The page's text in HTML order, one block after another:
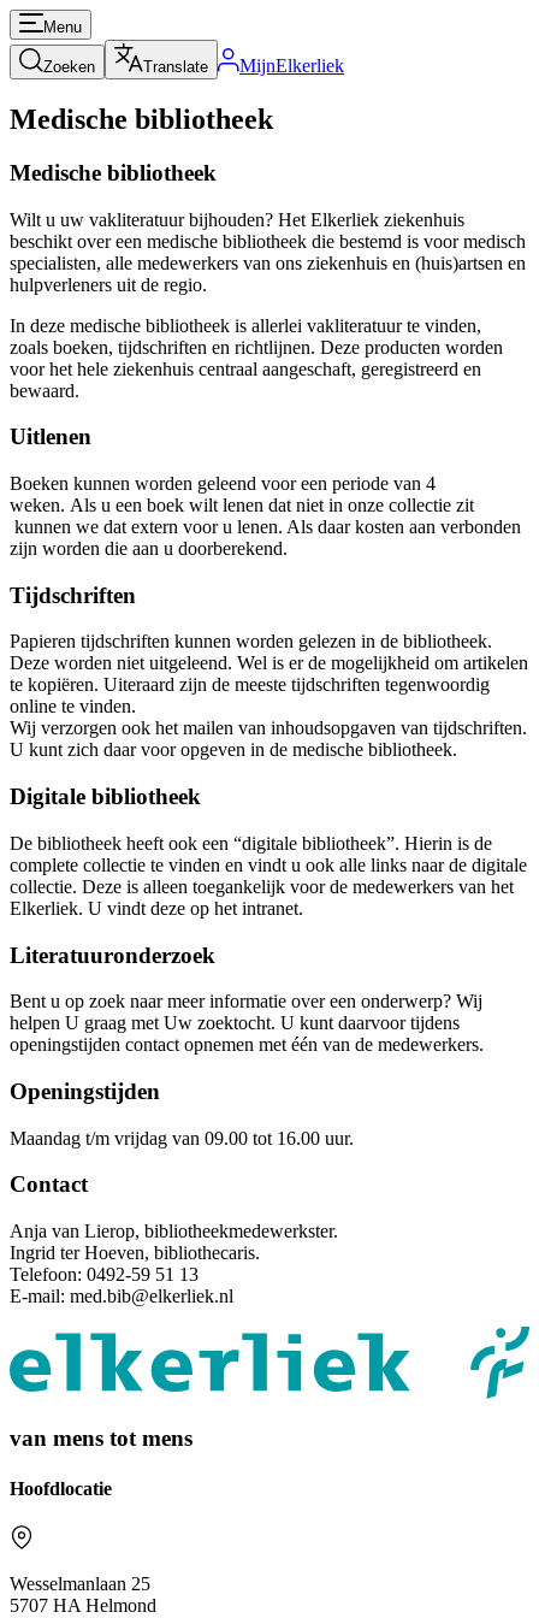
Menu
Zoeken Translate MijnElkerliek
Medische bibliotheek
Medische bibliotheek
Wilt u uw vakliteratuur bijhouden? Het Elkerliek ziekenhuis
beschikt over een medische bibliotheek die bestemd is voor medisch
specialisten, alle medewerkers van ons ziekenhuis en (huis)artsen en
hulpverleners uit de regio.
In deze medische bibliotheek is allerlei vakliteratuur te vinden,
zoals boeken, tijdschriften en richtlijnen. Deze producten worden
voor het hele ziekenhuis centraal aangeschaft, geregistreerd en
bewaard.
Uitlenen
Boeken kunnen worden geleend voor een periode van 4
weken. Als u een boek wilt lenen dat niet in onze collectie zit
kunnen we dat extern voor u lenen. Als daar kosten aan verbonden
zijn worden die aan u doorberekend.
Tijdschriften
Papieren tijdschriften kunnen worden gelezen in de bibliotheek.
Deze worden niet uitgeleend. Wel is er de mogelijkheid om artikelen
te kopiëren. Uiteraard zijn de meeste tijdschriften tegenwoordig
online te vinden.
Wij verzorgen ook het mailen van inhoudsopgaven van tijdschriften.
U kunt zich daar voor opgeven in de medische bibliotheek.
Digitale bibliotheek
De bibliotheek heeft ook een “digitale bibliotheek”. Hierin is de
complete collectie te vinden en vindt u ook alle links naar de digitale
collectie. Deze is alleen toegankelijk voor de medewerkers van het
Elkerliek. U vindt deze op het intranet.
Literatuuronderzoek
Bent u op zoek naar meer informatie over een onderwerp? Wij
helpen U graag met Uw zoektocht. U kunt daarvoor tijdens
openingstijden contact opnemen met één van de medewerkers.
Openingstijden
Maandag t/m vrijdag van 09.00 tot 16.00 uur.
Contact
Anja van Lierop, bibliotheekmedewerkster.
Ingrid ter Hoeven, bibliothecaris.
Telefoon: 0492-59 51 13
E-mail: med.bib@elkerliek.nl
van mens tot mens
Hoofdlocatie
Wesselmanlaan 25
5707 HA Helmond